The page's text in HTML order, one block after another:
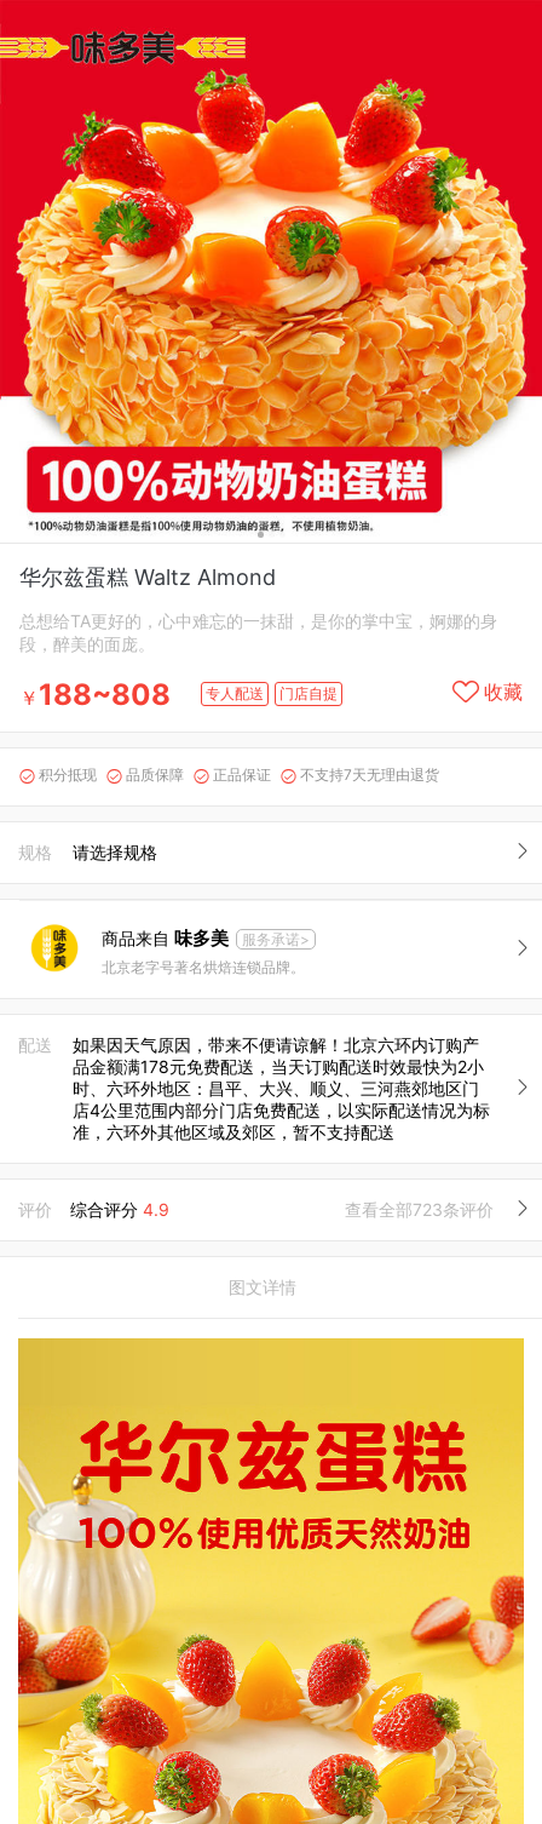
华尔兹蛋糕 Waltz Almond
总想给TA更好的，心中难忘的一抹甜，是你的掌中宝，婀娜的身
段，醉美的面庞。
￥ 188~808 专人配送 门店自提 收藏
 积分抵现  品质保障  正品保证  不支持7天无理由退货
规格 请选择规格
商品来自 味多美
服务承诺>
北京老字号著名烘焙连锁品牌。
配送
如果因天气原因，带来不便请谅解！北京六环内订购产
品金额满178元免费配送，当天订购配送时效最快为2小
时、六环外地区：昌平、大兴、顺义、三河燕郊地区门
店4公里范围内部分门店免费配送，以实际配送情况为标
准，六环外其他区域及郊区，暂不支持配送
评价 综合评分 4.9 查看全部723条评价
图文详情